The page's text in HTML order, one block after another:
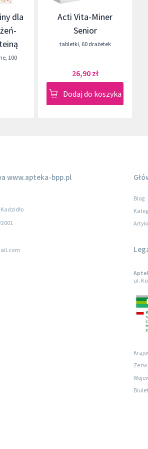
dla
, 100
Acti Vita-Miner
Senior
tabletki 60 drażetek
26,90 zł
Dodaj do koszyka
www.apteka-bpp.pl
Blog
ul.